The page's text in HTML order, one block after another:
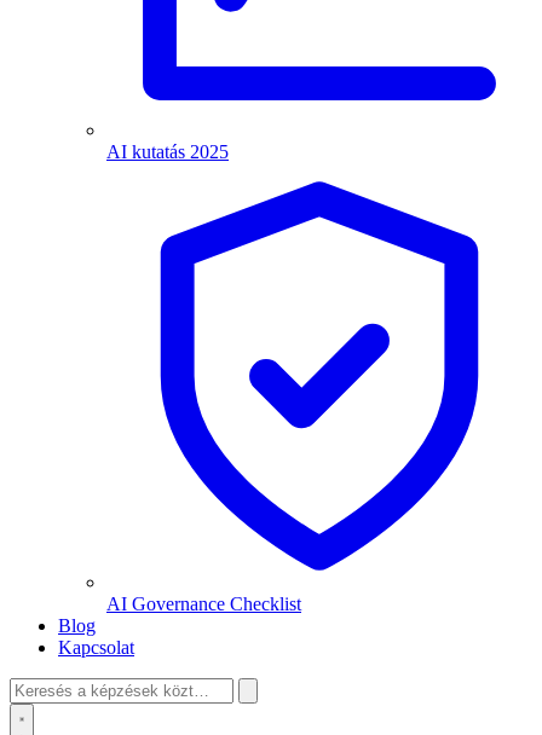
AI kutatás 2025
AI Governance Checklist
Blog
Kapcsolat